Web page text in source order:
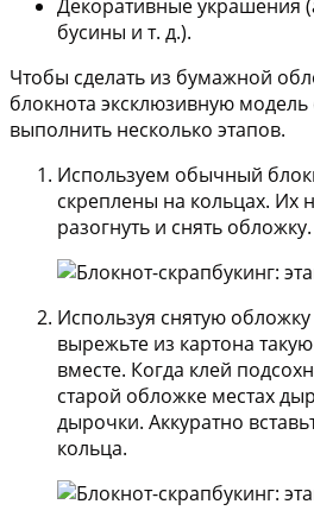
Декоративные украшения
бусины и т. д.).
Чтобы сделать из бумажной
блокнота эксклюзивную
выполнить несколько этапов.
Используем обычный
скреплены на кольцах. Их
разогнуть и снять обложку.
Используя снятую
вырежьте из картона
вместе. Когда клей
старой обложке местах
дырочки. Аккуратно
кольца.